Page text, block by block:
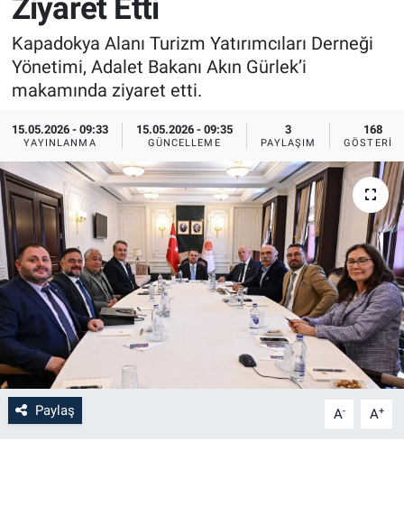
Ziyaret Etti
Kapadokya Alanı Turizm Yatırımcıları Derneği
Yönetimi, Adalet Bakanı Akın Gürlek’i
makamında ziyaret etti.
15.05.2026 - 09:33
YAYINLANMA
15.05.2026 - 09:35
GÜNCELLEME
3
PAYLAŞIM
168
GÖSTERIM
Paylaş A- A+
Sağlık
Yerel
Genel
Asayiş
İlan - Duyuru- Mesaj
Türkiye Gündemi
Sizden Gelenler
Yaşam
Sağlık
Eğitim
Kültür
3.Sayfa
Medya
İlan - Duyuru- Mesaj
Türkiye Gündemi
Sizden Gelenler